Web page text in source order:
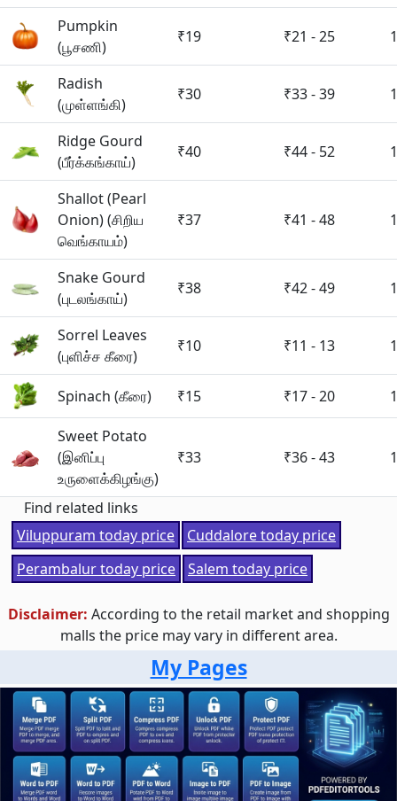
Pumpkin
(பூசணி)
₹19 ₹21 - 25
Radish
(முள்ளங்கி)
₹30 ₹33 - 39
Ridge Gourd
(பீர்க்கங்காய்)
₹40 ₹44 - 52
Shallot (Pearl
Onion) (சிறிய
வெங்காயம்)
₹37 ₹41 - 48
Snake Gourd
(புடலங்காய்)
₹38 ₹42 - 49
Sorrel Leaves
(புளிச்ச கீரை)
₹10 ₹11 - 13
Spinach (கீரை) ₹15 ₹17 - 20
Sweet Potato
(இனிப்பு
உருளைக்கிழங்கு)
₹33 ₹36 - 43
Find related links
Viluppuram today price
Cuddalore today price
Perambalur today price
Salem today price
Disclaimer: According to the retail market and shopping
malls the price may vary in different area.
My Pages